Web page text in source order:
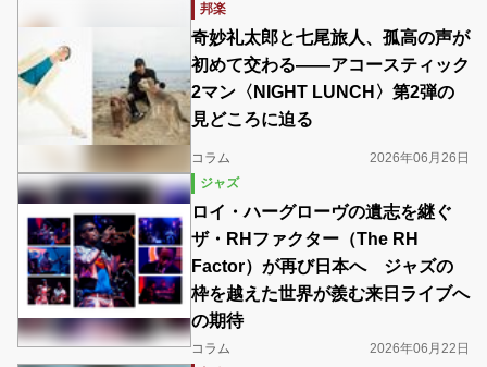
邦楽
奇妙礼太郎と七尾旅人、孤高の声が
初めて交わる――アコースティック
2マン〈NIGHT LUNCH〉第2弾の
見どころに迫る
コラム
2026年06月26日
ジャズ
ロイ・ハーグローヴの遺志を継ぐ
ザ・RHファクター（The RH
Factor）が再び日本へ ジャズの
枠を越えた世界が羨む来日ライブへ
の期待
コラム
2026年06月22日